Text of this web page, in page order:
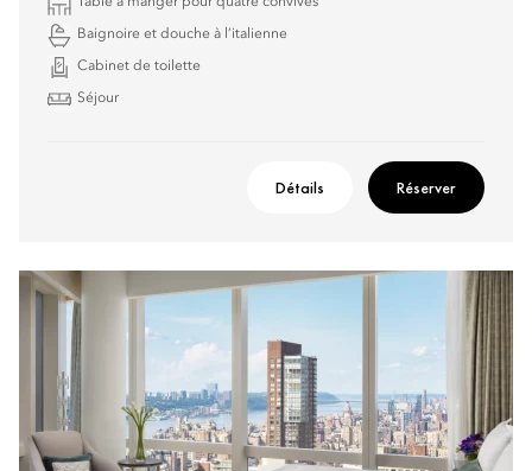
Baignoire et douche à l’italienne
Cabinet de toilette
Séjour
Détails Réserver